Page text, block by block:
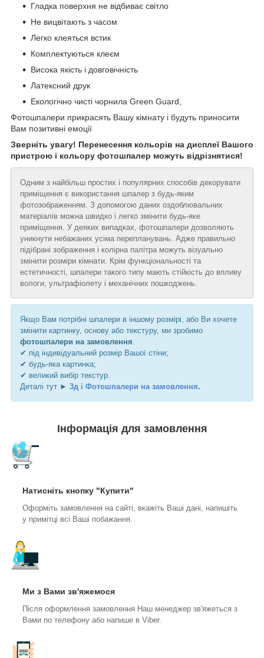
Гладка поверхня не відбиває світло
Не вицвітають з часом
Легко клеяться встик
Комплектуються клеєм
Висока якість і довговічність
Латексний друк
Екологічно чисті чорнила Green Guard,
Фотошпалери прикрасять Вашу кімнату і будуть приносити
Вам позитивні емоції
Зверніть увагу! Перенесення кольорів на дисплеї Вашого
пристрою і кольору фотошпалер можуть відрізнятися!
Одним з найбільш простих і популярних способів декорувати
приміщення є використання шпалер з будь-яким
фотозображенням. З допомогою даних оздоблювальних
матеріалів можна швидко і легко змінити будь-яке
приміщення. У деяких випадках, фотошпалери дозволяють
уникнути небажаних усіма перепланувань. Адже правильно
підібрані зображення і колірна палітра можуть візуально
змінити розміри кімнати. Крім функціональності та
естетичності, шпалери такого типу мають стійкість до впливу
вологи, ультрафіолету і механічних пошкоджень.
Якщо Вам потрібні шпалери в іншому розмірі, або Ви хочете
змінити картинку, основу або текстуру, ми зробимо
фотошпалери на замовлення
✔ під індивідуальний розмір Вашої стіни;
✔ будь-яка картинка;
✔ великий вибір текстур.
Деталі тут ► 3д і Фотошпалери на замовлення.
Інформація для замовлення
Натисніть кнопку "Купити"
Оформіть замовлення на сайті, вкажіть Ваші дані, напишіть
у примітці всі Ваші побажання.
Ми з Вами зв'яжемося
Після оформлення замовлення Наш менеджер зв'яжеться з
Вами по телефону або напише в Viber.